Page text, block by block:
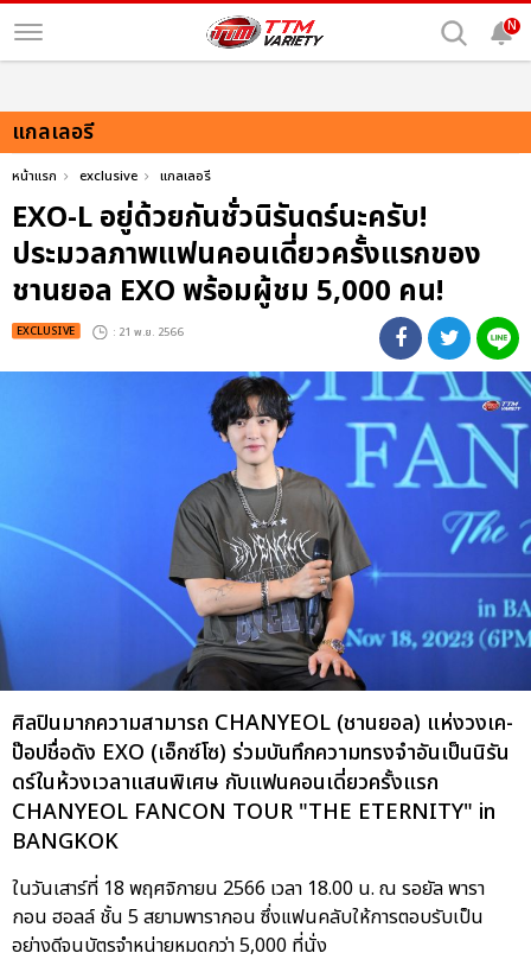
N
แกลเลอรี
หน้าแรก exclusive แกลเลอรี
EXO-L อยู่ด้วยกันชั่วนิรันดร์นะครับ!
ประมวลภาพแฟนคอนเดี่ยวครั้งแรกของ
ชานยอล EXO พร้อมผู้ชม 5,000 คน!
EXCLUSIVE : 21 พ.ย. 2566
ศิลปินมากความสามารถ CHANYEOL (ชานยอล) แห่งวงเค-
ป๊อปชื่อดัง EXO (เอ็กซ์โซ) ร่วมบันทึกความทรงจำอันเป็นนิรัน
ดร์ในห้วงเวลาแสนพิเศษ กับแฟนคอนเดี่ยวครั้งแรก
CHANYEOL FANCON TOUR "THE ETERNITY" in
BANGKOK
ในวันเสาร์ที่ 18 พฤศจิกายน 2566 เวลา 18.00 น. ณ รอยัล พารา
กอน ฮอลล์ ชั้น 5 สยามพารากอน ซึ่งแฟนคลับให้การตอบรับเป็น
อย่างดีจนบัตรจำหน่ายหมดกว่า 5,000 ที่นั่ง